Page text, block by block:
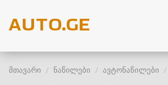
მთავარი ნაწილები ავტონაწილები